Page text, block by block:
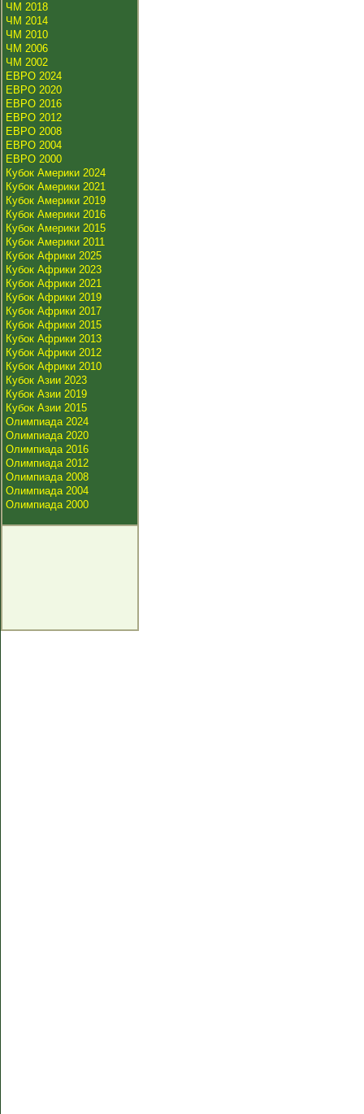
ЧМ 2018
ЧМ 2014
ЧМ 2010
ЧМ 2006
ЧМ 2002
ЕВРО 2024
ЕВРО 2020
ЕВРО 2016
ЕВРО 2012
ЕВРО 2008
ЕВРО 2004
ЕВРО 2000
Кубок Америки 2024
Кубок Америки 2021
Кубок Америки 2019
Кубок Америки 2016
Кубок Америки 2015
Кубок Америки 2011
Кубок Африки 2025
Кубок Африки 2023
Кубок Африки 2021
Кубок Африки 2019
Кубок Африки 2017
Кубок Африки 2015
Кубок Африки 2013
Кубок Африки 2012
Кубок Африки 2010
Кубок Азии 2023
Кубок Азии 2019
Кубок Азии 2015
Олимпиада 2024
Олимпиада 2020
Олимпиада 2016
Олимпиада 2012
Олимпиада 2008
Олимпиада 2004
Олимпиада 2000